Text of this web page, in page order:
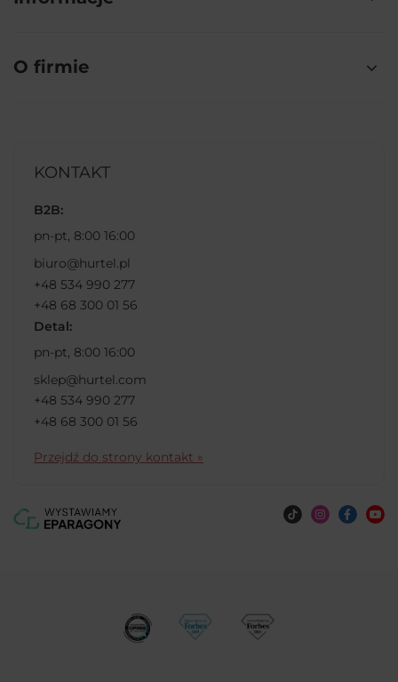
O firmie
KONTAKT
B2B:
pn-pt, 8:00 16:00
biuro@hurtel.pl
+48 534 990 277
+48 68 300 01 56
Detal:
pn-pt, 8:00 16:00
sklep@hurtel.com
+48 534 990 277
+48 68 300 01 56
Przejdź do strony kontakt »